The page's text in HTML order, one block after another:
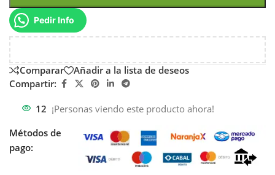
Pedir Info
Comparar
Añadir a la lista de deseos
Compartir:
12 ¡Personas viendo este producto ahora!
Métodos de
pago: